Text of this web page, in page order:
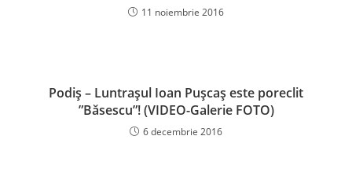
11 noiembrie 2016
Podiş – Luntraşul Ioan Puşcaş este poreclit
”Băsescu”! (VIDEO-Galerie FOTO)
6 decembrie 2016